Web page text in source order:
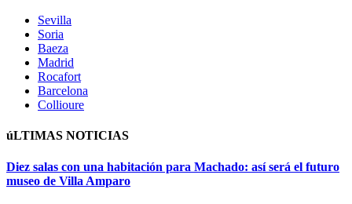
Sevilla
Soria
Baeza
Madrid
Rocafort
Barcelona
Collioure
úLTIMAS NOTICIAS
Diez salas con una habitación para Machado: así será el futuro
museo de Villa Amparo